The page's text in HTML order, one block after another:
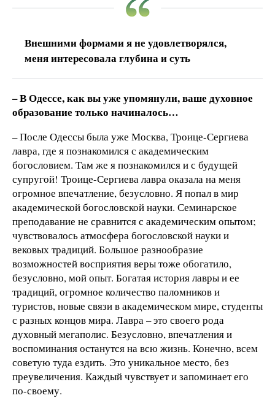
Внешними формами я не удовлетворялся,
меня интересовала глубина и суть
– В Одессе, как вы уже упомянули, ваше духовное
образование только начиналось…
– После Одессы была уже Москва, Троице-Сергиева
лавра, где я познакомился с академическим
богословием. Там же я познакомился и с будущей
супругой! Троице-Сергиева лавра оказала на меня
огромное впечатление, безусловно. Я попал в мир
академической богословской науки. Семинарское
преподавание не сравнится с академическим опытом;
чувствовалось атмосфера богословской науки и
вековых традиций. Большое разнообразие
возможностей восприятия веры тоже обогатило,
безусловно, мой опыт. Богатая история лавры и ее
традиций, огромное количество паломников и
туристов, новые связи в академическом мире, студенты
с разных концов мира. Лавра – это своего рода
духовный мегаполис. Безусловно, впечатления и
воспоминания останутся на всю жизнь. Конечно, всем
советую туда ездить. Это уникальное место, без
преувеличения. Каждый чувствует и запоминает его
по-своему.